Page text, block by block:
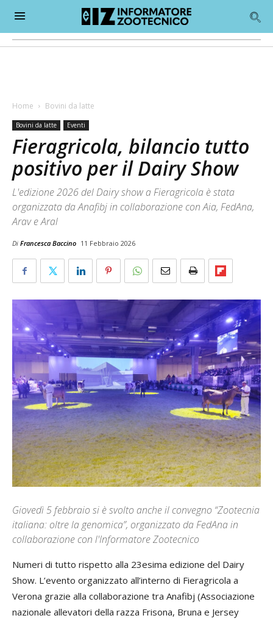
Home Bovini da latte
Bovini da latte Eventi
Fieragricola, bilancio tutto
positivo per il Dairy Show
L'edizione 2026 del Dairy show a Fieragricola è stata
organizzata da Anafibj in collaborazione con Aia, FedAna,
Arav e Aral
Di Francesca Baccino 11 Febbraio 2026
Giovedì 5 febbraio si è svolto anche il convegno “Zootecnia
italiana: oltre la genomica”, organizzato da FedAna in
collaborazione con l'Informatore Zootecnico
Numeri di tutto rispetto alla 23esima edizione del Dairy
Show. L’evento organizzato all’interno di Fieragricola a
Verona grazie alla collaborazione tra Anafibj (Associazione
nazionale allevatori della razza Frisona, Bruna e Jersey